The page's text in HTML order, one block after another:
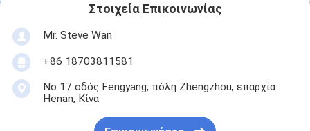
Στοιχεία Επικοινωνίας
Mr. Steve Wan
+86 18703811581
Νο 17 οδός Fengyang, πόλη Zhengzhou, επαρχία
Henan, Κίνα